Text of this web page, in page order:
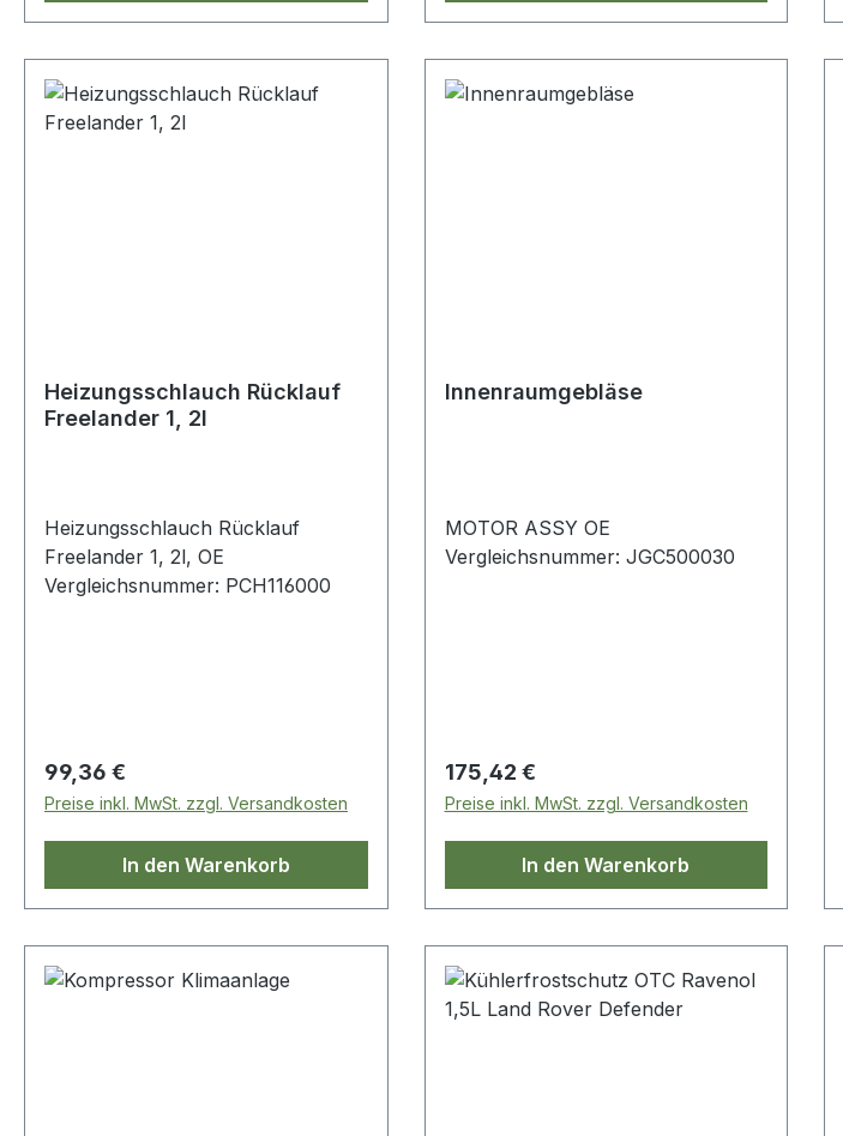
Heizungsschlauch Rücklauf
Freelander 1, 2l
Heizungsschlauch Rücklauf
Freelander 1, 2l, OE
Vergleichsnummer: PCH116000
Regulärer Preis:
99,36 €
Preise inkl. MwSt. zzgl. Versandkosten
In den Warenkorb
Innenraumgebläse
MOTOR ASSY OE
Vergleichsnummer: JGC500030
Regulärer Preis:
175,42 €
Preise inkl. MwSt. zzgl. Versandkosten
In den Warenkorb